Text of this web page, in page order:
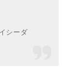
シーダ